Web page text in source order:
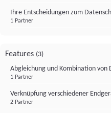
Ihre Entscheidungen zum
1 Partner
Features (3)
Abgleichung und Kombination von
1 Partner
Verknüpfung verschiedener
2 Partner